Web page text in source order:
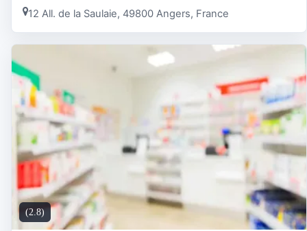
12 All. de la Saulaie, 49800 Angers, France
(2.8)